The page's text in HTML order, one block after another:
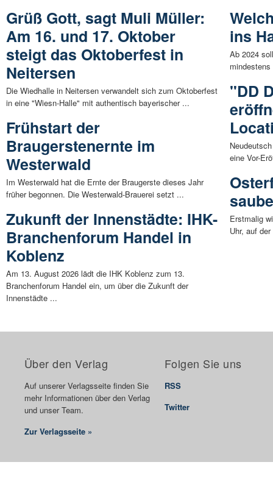
Grüß Gott, sagt Muli Müller:
Am 16. und 17. Oktober
steigt das Oktoberfest in
Neitersen
Die Wiedhalle in Neitersen verwandelt sich zum Oktoberfest
in eine "Wiesn-Halle" mit authentisch bayerischer ...
Frühstart der
Braugerstenernte im
Westerwald
Im Westerwald hat die Ernte der Braugerste dieses Jahr
früher begonnen. Die Westerwald-Brauerei setzt ...
Zukunft der Innenstädte: IHK-
Branchenforum Handel in
Koblenz
Am 13. August 2026 lädt die IHK Koblenz zum 13.
Branchenforum Handel ein, um über die Zukunft der
Innenstädte ...
ins
Ab 2024
"DD
eine Vor-
Erstmalig
Uhr, auf
Über den Verlag
Auf unserer Verlagsseite finden Sie
mehr Informationen über den Verlag
und unser Team.
Zur Verlagsseite »
Folgen Sie uns
RSS
Twitter